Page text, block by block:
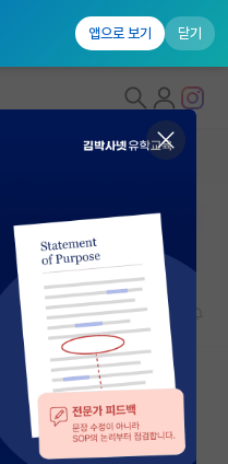
앱으로 보기 닫기